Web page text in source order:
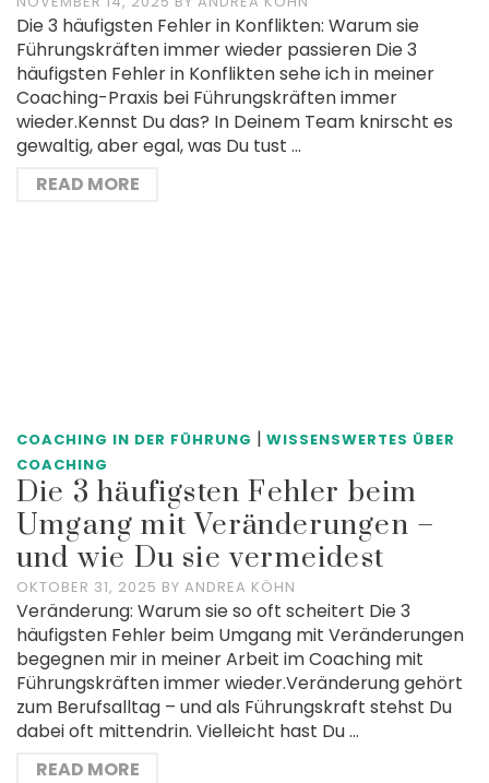
Die 3 häufigsten Fehler in Konflikten: Warum sie
Führungskräften immer wieder passieren Die 3
häufigsten Fehler in Konflikten sehe ich in meiner
Coaching-Praxis bei Führungskräften immer
wieder.Kennst Du das? In Deinem Team knirscht es
gewaltig, aber egal, was Du tust …
READ MORE
COACHING IN DER FÜHRUNG | WISSENSWERTES ÜBER
COACHING
Die 3 häufigsten Fehler beim
Umgang mit Veränderungen –
und wie Du sie vermeidest
OKTOBER 31, 2025 BY ANDREA KÖHN
Veränderung: Warum sie so oft scheitert Die 3
häufigsten Fehler beim Umgang mit Veränderungen
begegnen mir in meiner Arbeit im Coaching mit
Führungskräften immer wieder.Veränderung gehört
zum Berufsalltag – und als Führungskraft stehst Du
dabei oft mittendrin. Vielleicht hast Du …
READ MORE